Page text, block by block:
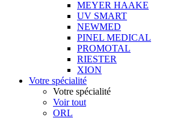
MEYER HAAKE
UV SMART
NEWMED
PINEL MEDICAL
PROMOTAL
RIESTER
XION
Votre spécialité
Votre spécialité
Voir tout
ORL